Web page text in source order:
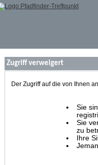
Zugriff verweigert
Der Zugriff auf die von Ihnen
Sie
Sie
zu
Ihre